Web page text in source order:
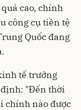
cao, chính
công cụ tiền tệ
Quốc đang
tế trưởng
"Đến thời
chính nào được